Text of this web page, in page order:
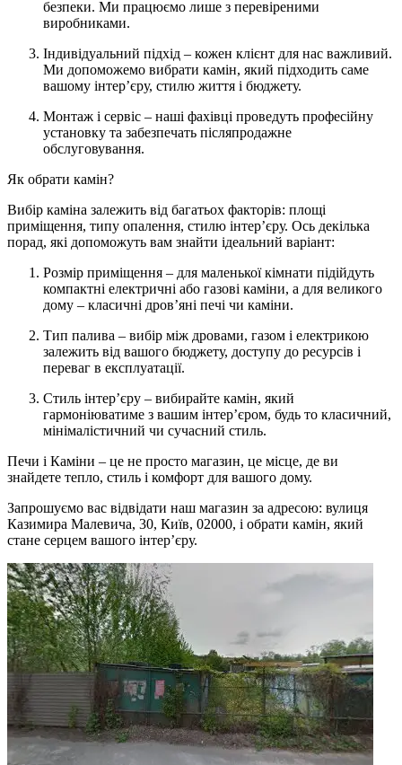
безпеки. Ми працюємо лише з перевіреними
виробниками.
Індивідуальний підхід – кожен клієнт для нас важливий.
Ми допоможемо вибрати камін, який підходить саме
вашому інтер’єру, стилю життя і бюджету.
Монтаж і сервіс – наші фахівці проведуть професійну
установку та забезпечать післяпродажне
обслуговування.
Як обрати камін?
Вибір каміна залежить від багатьох факторів: площі
приміщення, типу опалення, стилю інтер’єру. Ось декілька
порад, які допоможуть вам знайти ідеальний варіант:
Розмір приміщення – для маленької кімнати підійдуть
компактні електричні або газові каміни, а для великого
дому – класичні дров’яні печі чи каміни.
Тип палива – вибір між дровами, газом і електрикою
залежить від вашого бюджету, доступу до ресурсів і
переваг в експлуатації.
Стиль інтер’єру – вибирайте камін, який
гармоніюватиме з вашим інтер’єром, будь то класичний,
мінімалістичний чи сучасний стиль.
Печи і Каміни – це не просто магазин, це місце, де ви
знайдете тепло, стиль і комфорт для вашого дому.
Запрошуємо вас відвідати наш магазин за адресою: вулиця
Казимира Малевича, 30, Київ, 02000, і обрати камін, який
стане серцем вашого інтер’єру.